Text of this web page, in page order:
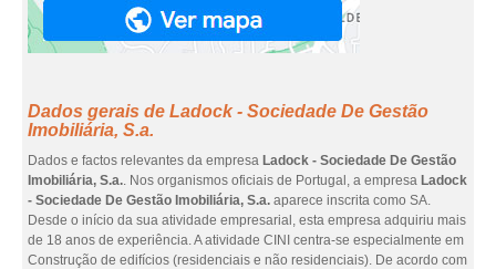
Dados gerais de Ladock - Sociedade De Gestão
Imobiliária, S.a.
Dados e factos relevantes da empresa Ladock - Sociedade De Gestão
Imobiliária, S.a.. Nos organismos oficiais de Portugal, a empresa Ladock
- Sociedade De Gestão Imobiliária, S.a. aparece inscrita como SA.
Desde o início da sua atividade empresarial, esta empresa adquiriu mais
de 18 anos de experiência. A atividade CINI centra-se especialmente em
Construção de edifícios (residenciais e não residenciais). De acordo com